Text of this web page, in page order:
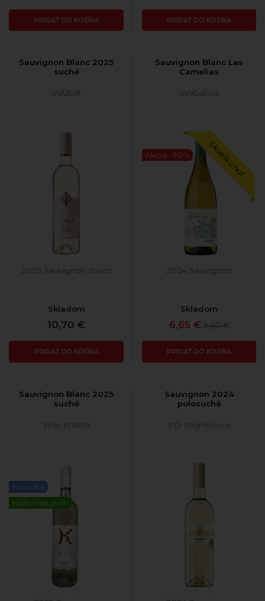
PRIDAŤ DO KOŠÍKA PRIDAŤ DO KOŠÍKA
Sauvignon Blanc 2025
suché
VIAJUR
2025 Sauvignon Blanc
Skladom
10,70 €
PRIDAŤ DO KOŠÍKA
Sauvignon Blanc Las
Camelias
ViniGalicia
Akcia -30% Skvelá chuť
2024 Sauvignon
Skladom
6,65 € 9,50 €
PRIDAŤ DO KOŠÍKA
Sauvignon Blanc 2025
suché
Víno Kmeťo
Novinka
Nízkohistamín
Sauvignon 2024
polosuché
PD Mojmírovce